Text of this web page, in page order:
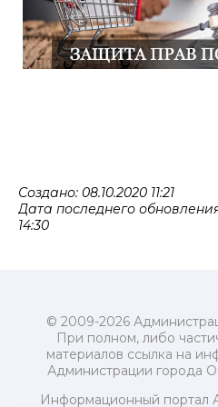
Создано: 08.10.2020 11:21
Дата последнего
14:30
© 2009-2026
При полном, либо
материалов ссылка на
Администрации города
Информационный портал